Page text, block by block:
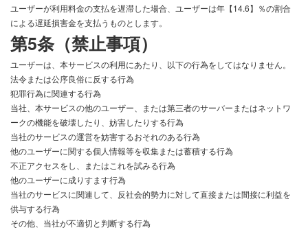
ユーザーが利用料金の支払を遅滞した場合、ユーザーは年 【14.6】 ％の割合
による遅延損害金を支払うものとします。
第5条（禁止事項）
ユーザーは、本サービスの利用にあたり、以下の行為をしてはなりません。
法令または公序良俗に反する行為
犯罪行為に関連する行為
当社、本サービスの他のユーザー、または第三者のサーバーまたはネットワ
ークの機能を破壊したり、妨害したりする行為
当社のサービスの運営を妨害するおそれのある行為
他のユーザーに関する個人情報等を収集または蓄積する行為
不正アクセスをし、またはこれを試みる行為
他のユーザーに成りすます行為
当社のサービスに関連して、反社会的勢力に対して直接または間接に利益を
供与する行為
その他、当社が不適切と判断する行為